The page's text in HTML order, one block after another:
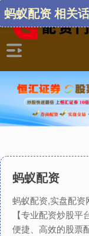
蚂蚁配资
蚂蚁配资,实盘配资
【专业配资炒股平
便捷、高效的股票
蚂蚁配资 相关